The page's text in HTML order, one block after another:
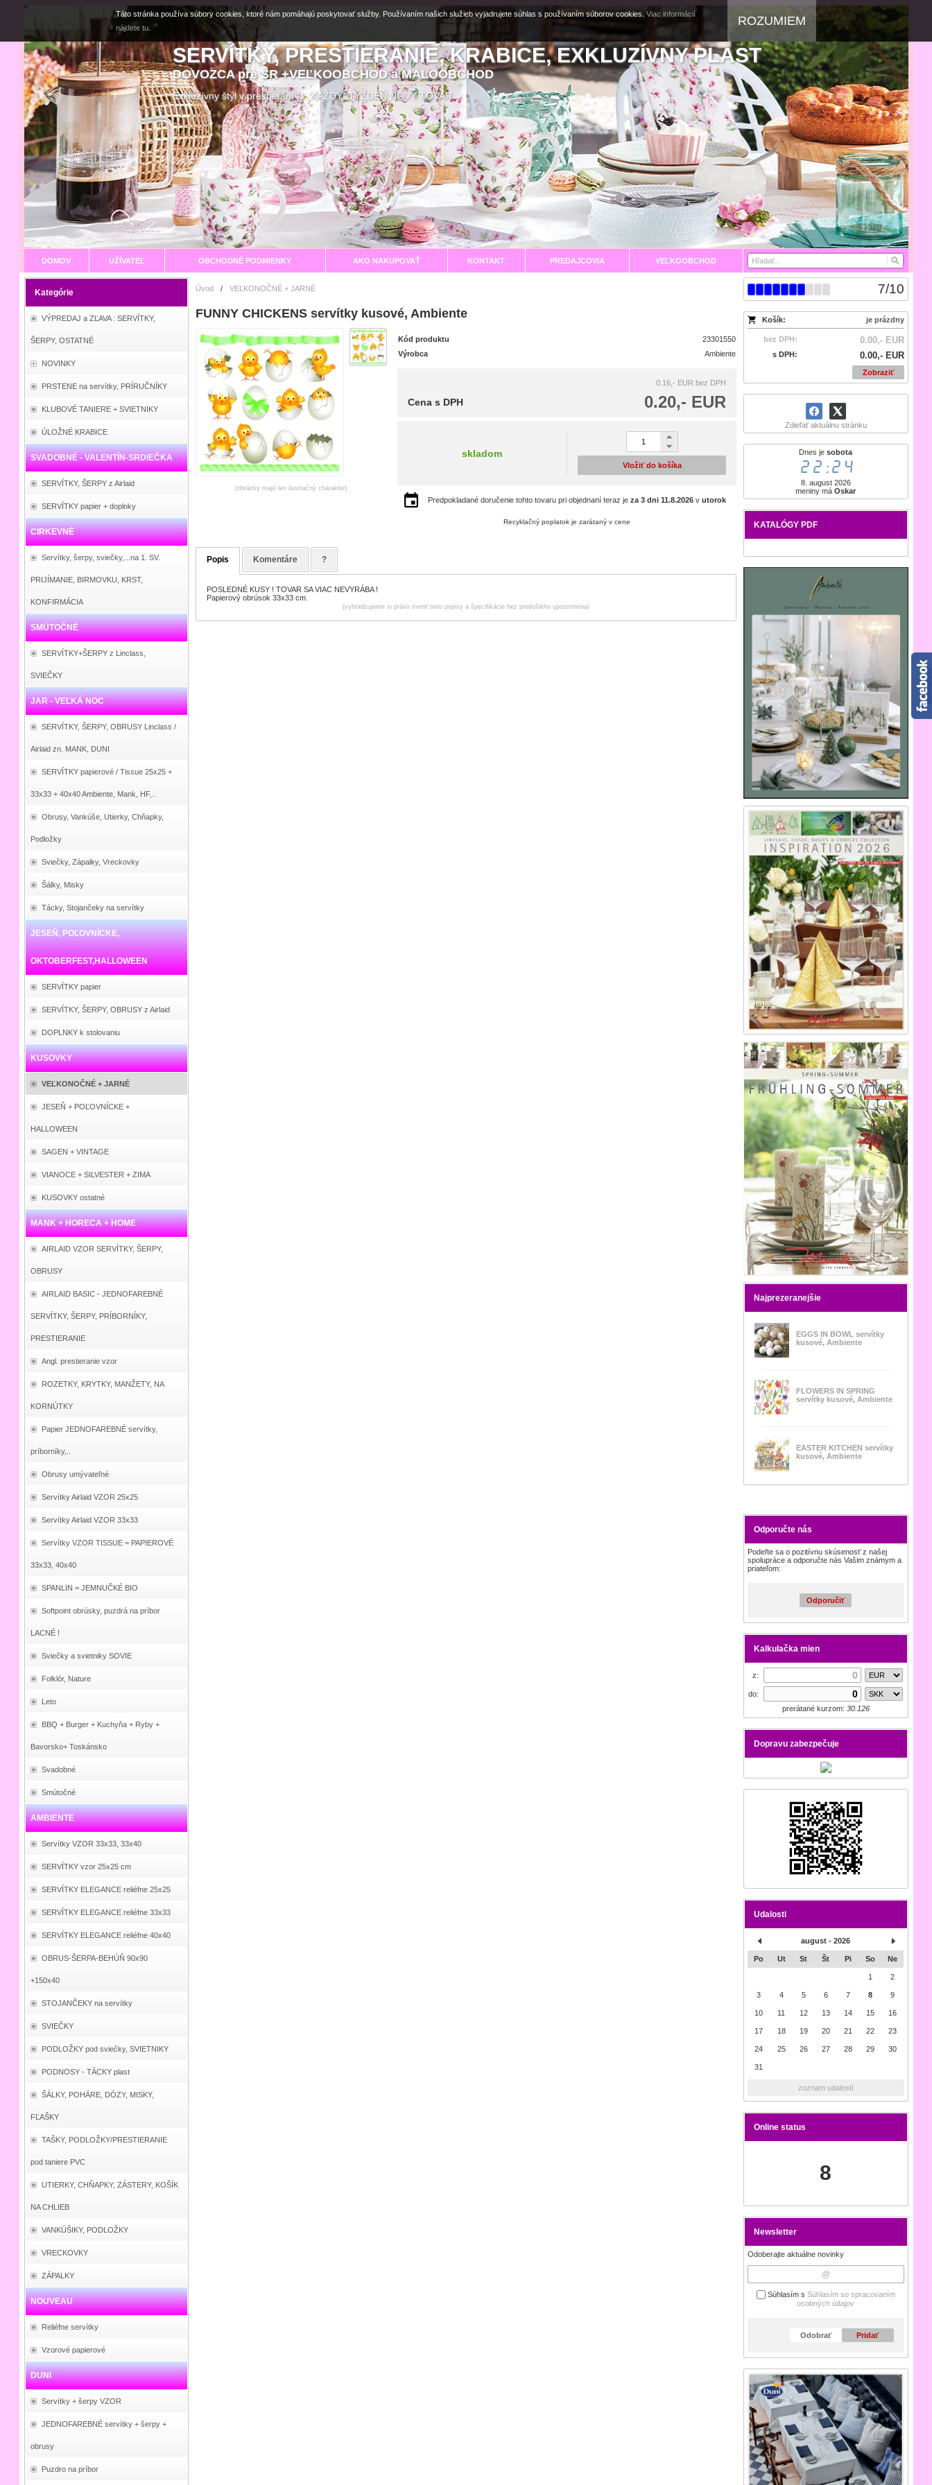
SERVÍTKY, PRESTIERANIE, KRABICE, EXKLUZÍVNY PLAST
DOVOZCA pre SR +VEĽKOOBCHOD a MALOOBCHOD
Exkluzívny štýl v prestieraní KAŽDÝ TÝŽDEŇ NOVÝ TOVAR
DOMOV UŽÍVATEĽ OBCHODNÉ PODMIENKY AKO NAKUPOVAŤ KONTAKT PREDAJCOVIA VEĽKOOBCHOD
Kategórie
VÝPREDAJ a ZĽAVA : SERVÍTKY,
ŠERPY, OSTATNÉ
NOVINKY
PRSTENE na servítky, PRÍRUČNÍKY
KLUBOVÉ TANIERE + SVIETNIKY
ÚLOŽNÉ KRABICE
SVADOBNÉ - VALENTÍN-SRDIEČKA
SERVÍTKY, ŠERPY z Airlaid
SERVÍTKY papier + doplnky
CIRKEVNÉ
Servítky, šerpy, sviečky,...na 1. SV.
PRIJÍMANIE, BIRMOVKU, KRST,
KONFIRMÁCIA
SMÚTOČNÉ
SERVÍTKY+ŠERPY z Linclass,
SVIEČKY
JAR - VEĽKÁ NOC
SERVÍTKY, ŠERPY, OBRUSY Linclass /
Airlaid zn. MANK, DUNI
SERVÍTKY papierové / Tissue 25x25 +
33x33 + 40x40 Ambiente, Mank, HF,..
Obrusy, Vankúše, Utierky, Chňapky,
Podložky
Sviečky, Zápalky, Vreckovky
Šálky, Misky
Tácky, Stojančeky na servítky
JESEŇ, POĽOVNÍCKE,
OKTOBERFEST,HALLOWEEN
SERVÍTKY papier
SERVÍTKY, ŠERPY, OBRUSY z Airlaid
DOPLNKY k stolovaniu
KUSOVKY
VEĽKONOČNÉ + JARNÉ
JESEŇ + POĽOVNÍCKE +
HALLOWEEN
SAGEN + VINTAGE
VIANOCE + SILVESTER + ZIMA
KUSOVKY ostatné
MANK + HORECA + HOME
AIRLAID VZOR SERVÍTKY, ŠERPY,
OBRUSY
AIRLAID BASIC - JEDNOFAREBNÉ
SERVÍTKY, ŠERPY, PRÍBORNÍKY,
PRESTIERANIE
Angl. prestieranie vzor
ROZETKY, KRYTKY, MANŽETY, NA
KORNÚTKY
Papier JEDNOFAREBNÉ servítky,
príborníky,..
Obrusy umývateľné
Servítky Airlaid VZOR 25x25
Servítky Airlaid VZOR 33x33
Servítky VZOR TISSUE = PAPIEROVÉ
33x33, 40x40
SPANLIN = JEMNUČKÉ BIO
Softpoint obrúsky, puzdrá na príbor
LACNÉ !
Sviečky a svietniky SOVIE
Folklór, Nature
Leto
BBQ + Burger + Kuchyňa + Ryby +
Bavorsko+ Toskánsko
Svadobné
Smútočné
AMBIENTE
Servítky VZOR 33x33, 33x40
SERVÍTKY vzor 25x25 cm
SERVÍTKY ELEGANCE reliéfne 25x25
SERVÍTKY ELEGANCE reliéfne 33x33
SERVÍTKY ELEGANCE reliéfne 40x40
OBRUS-ŠERPA-BEHÚŇ 90x90
+150x40
STOJANČEKY na servítky
SVIEČKY
PODLOŽKY pod sviečky, SVIETNIKY
PODNOSY - TÁCKY plast
ŠÁLKY, POHÁRE, DÓZY, MISKY,
FĽAŠKY
TAŠKY, PODLOŽKY/PRESTIERANIE
pod taniere PVC
UTIERKY, CHŇAPKY, ZÁSTERY, KOŠÍK
NA CHLIEB
VANKÚŠIKY, PODLOŽKY
VRECKOVKY
ZÁPALKY
NOUVEAU
Reliéfne servítky
Vzorové papierové
DUNI
Servítky + šerpy VZOR
JEDNOFAREBNÉ servítky + šerpy +
obrusy
Puzdro na príbor
7/10
Košík: je prázdny
bez DPH: 0.00,- EUR
s DPH: 0.00,- EUR
Zobraziť
Zdieľať aktuálnu stránku
Dnes jesobota
22:24
8. august 2026
meniny máOskar
KATALÓGY PDF
Najprezeranejšie
EGGS IN BOWL servítky
kusové, Ambiente
FLOWERS IN SPRING
servítky kusové, Ambiente
EASTER KITCHEN servítky
kusové, Ambiente
Odporučte nás
Podeľte sa o pozitívnu skúsenosť z našej
spolupráce a odporučte nás Vašim známym a
priateľom:
Odporučiť
Kalkulačka mien
z:
do:
prerátané kurzom: 30.126
Dopravu zabezpečuje
Udalosti
august - 2026
Po Ut St Št Pi So Ne
1 2
3 4 5 6 7 8 9
10 11 12 13 14 15 16
17 18 19 20 21 22 23
24 25 26 27 28 29 30
31
zoznam udalostí
Online status
8
Newsletter
Odoberajte aktuálne novinky
Súhlasím s Súhlasím so spracovaním
osobných údajov
Odobrať Pridať
Úvod / VEĽKONOČNÉ + JARNÉ
FUNNY CHICKENS servítky kusové, Ambiente
(obrázky majú len ilustračný charakter)
Kód produktu
23301550
Výrobca
Ambiente
0.16,- EUR bez DPH
0.20,- EUR
Cena s DPH
skladom
Vložiť do košíka
Predpokladané doručenie tohto tovaru pri objednaní teraz je za 3 dni 11.8.2026v utorok
Recyklačný poplatok je zarátaný v cene
Popis Komentáre ?
POSLEDNÉ KUSY ! TOVAR SA VIAC NEVYRÁBA !
Papierový obrúsok 33x33 cm.
(vyhradzujeme si právo meniť tieto popisy a špecifikácie bez predošlého upozornenia)
Táto stránka používa súbory cookies, ktoré nám pomáhajú poskytovať služby. Používaním našich služieb vyjadrujete súhlas s používaním súborov cookies. Viac informácií
nájdete tu.
ROZUMIEM